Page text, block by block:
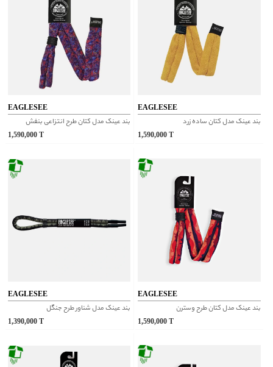
EAGLESEE
بند عینک مدل کتان طرح‌ انتزاعی بنفش
1,590,000
EAGLESEE
بند عینک مدل کتان ساده زرد
1,590,000
EAGLESEE
بند عینک مدل شناور طرح جنگل
1,390,000
EAGLESEE
بند عینک مدل کتان طرح وسترن
1,590,000